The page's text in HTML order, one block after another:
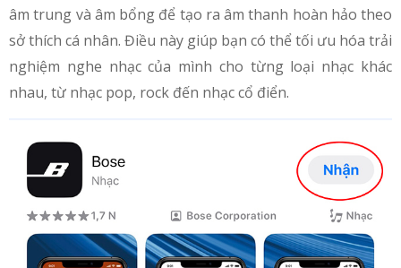
âm trung và âm bổng để tạo ra âm thanh hoàn hảo theo
sở thích cá nhân. Điều này giúp bạn có thể tối ưu hóa trải
nghiệm nghe nhạc của mình cho từng loại nhạc khác
nhau, từ nhạc pop, rock đến nhạc cổ điển.